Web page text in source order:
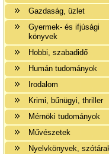
Gazdaság, üzlet
Gyermek- és ifjúsági
könyvek
Hobbi, szabadidő
Humán tudományok
Irodalom
Krimi, bűnügyi, thriller
Mérnöki tudományok
Művészetek
Nyelvkönyvek,